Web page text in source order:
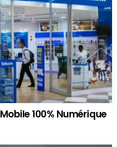
100% Numérique